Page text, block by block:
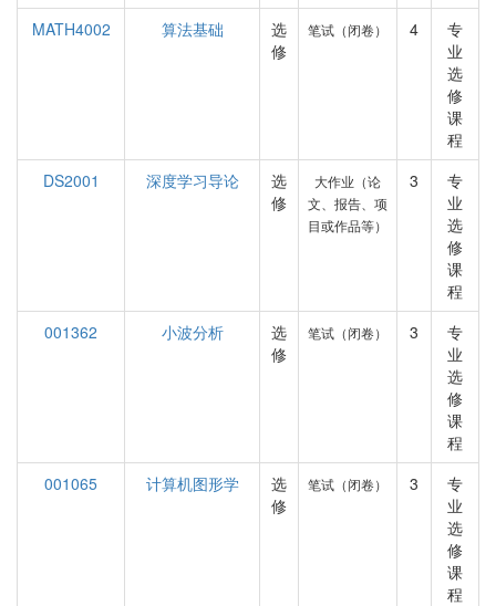
MATH4002
算法基础
选
修
笔试（闭卷） 4
专
业
选
修
课
程
DS2001
深度学习导论
选
修
大作业（论
文、报告、项
目或作品等）
3
专
业
选
修
课
程
001362
小波分析
选
修
笔试（闭卷） 3
专
业
选
修
课
程
001065
计算机图形学
选
修
笔试（闭卷） 3
专
业
选
修
课
程